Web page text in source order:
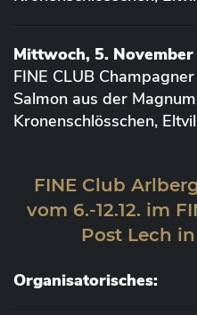
Mittwoch, 5.
FINE CLUB
Salmon aus der
Kronenschlösschen,
FINE Club
vom 6.-12.12. im
Post Lech
Organisatorisches: